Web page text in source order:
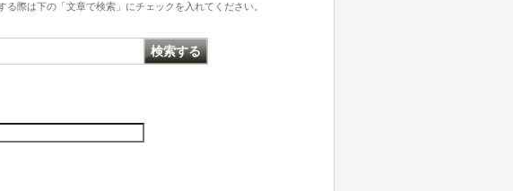
際は下の「文章で検索」にチェックを入れてください。